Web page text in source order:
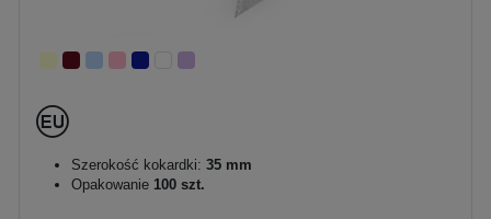
Szerokość kokardki: 35 mm
Opakowanie 100 szt.